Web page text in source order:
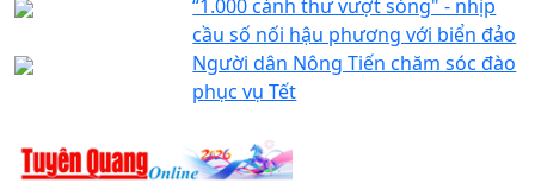
“1.000 cánh thư vượt sóng" - nhịp
cầu số nối hậu phương với biển đảo
Người dân Nông Tiến chăm sóc đào
phục vụ Tết